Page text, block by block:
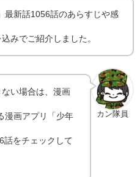
最新話1056話のあらすじや感
みでご紹介しました。
カン隊員
い場合は、漫画
漫画アプリ「少年
話をチェックして